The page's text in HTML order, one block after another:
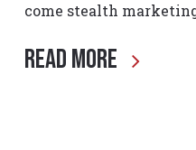
come stealth
Read More